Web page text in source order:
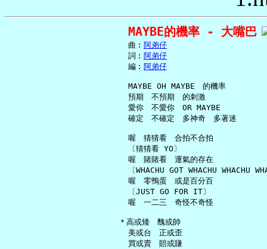
MAYBE的機率 - 大嘴巴
     曲︰
阿弟仔
     詞︰
阿弟仔
     編︰
阿弟仔
     MAYBE OH MAYBE　的機率
     預期　不預期　的刺激
     愛你　不愛你　OR MAYBE
     確定　不確定　多神奇　多著迷
     喔　猜猜看　合拍不合拍
     〔猜猜看 YO〕
     喔　賭賭看　運氣的存在
〔WHACHU GOT WHACHU WHACHU
     喔　零鴨蛋　或是百分百
     〔JUST GO FOR IT〕
     喔　一二三　奇怪不奇怪
   ＊高或矮　醜或帥
     美或台　正或歪
     買或賣　賠或賺